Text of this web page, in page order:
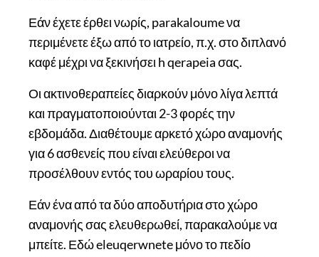
Εάν έχετε έρθει νωρίς, parakaloume να
περιμένετε έξω από το ιατρείο, π.χ. στο διπλανό
καφέ μέχρι να ξεκινήσει h qerapeia σας.
Οι ακτινοθεραπείες διαρκούν μόνο λίγα λεπτά
και πραγματοποιούνται 2-3 φορές την
εβδομάδα. Διαθέτουμε αρκετό χώρο αναμονής
για 6 ασθενείς που είναι ελεύθεροι να
προσέλθουν εντός του ωραρίου τους.
Εάν ένα από τα δύο αποδυτήρια στο χώρο
αναμονής σας ελευθερωθεί, παρακαλούμε να
μπείτε. Εδώ eleuqerwnete μόνο το πεδίο